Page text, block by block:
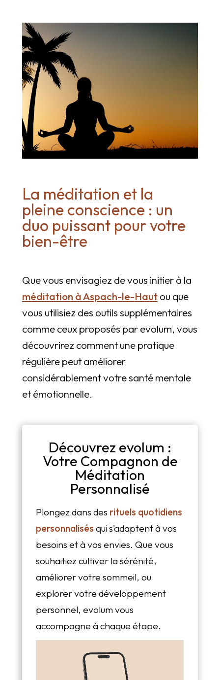
La méditation et la
pleine conscience : un
duo puissant pour votre
bien-être
Que vous envisagiez de vous initier à la
méditation à Aspach-le-Hautou que
vous utilisiez des outils supplémentaires
comme ceux proposés par evolum, vous
découvrirez comment une pratique
régulière peut améliorer
considérablement votre santé mentale
et émotionnelle.
Découvrez evolum :
Votre Compagnon de
Méditation
Personnalisé
Plongez dans des rituels quotidiens
personnalisés qui s’adaptent à vos
besoins et à vos envies. Que vous
souhaitiez cultiver la sérénité,
améliorer votre sommeil, ou
explorer votre développement
personnel, evolum vous
accompagne à chaque étape.